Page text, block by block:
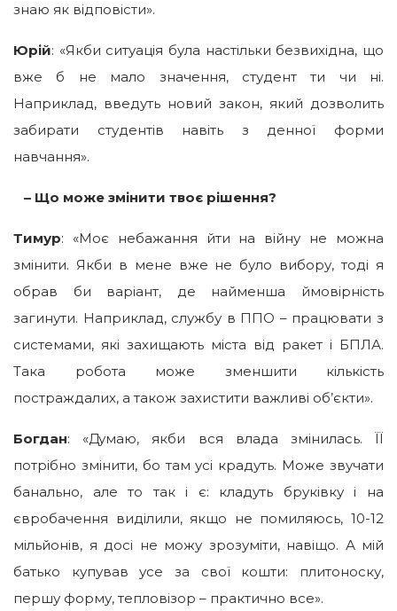
знаю як відповісти».
Юрій: «Якби ситуація була настільки безвихідна, що
вже б не мало значення, студент ти чи ні.
Наприклад, введуть новий закон, який дозволить
забирати студентів навіть з денної форми
навчання».
– Що може змінити твоє рішення?
Тимур: «Моє небажання йти на війну не можна
змінити. Якби в мене вже не було вибору, тоді я
обрав би варіант, де найменша ймовірність
загинути. Наприклад, службу в ППО – працювати з
системами, які захищають міста від ракет і БПЛА.
Така робота може зменшити кількість
постраждалих, а також захистити важливі об’єкти».
Богдан: «Думаю, якби вся влада змінилась. ЇЇ
потрібно змінити, бо там усі крадуть. Може звучати
банально, але то так і є: кладуть бруківку і на
євробачення виділили, якщо не помиляюсь, 10-12
мільйонів, я досі не можу зрозуміти, навіщо. А мій
батько купував усе за свої кошти: плитоноску,
першу форму, тепловізор – практично все».